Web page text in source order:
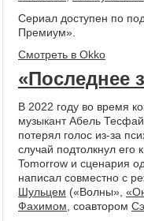
Сериал доступен по
Премиум».
Смотреть в Okko
«Последнее
В 2022 году во время
музыкант Абель
потерял голос из-за
случай подтолкнул
Tomorrow и сценария
написал совместно с
Шульцем («Волны»,
Фахимом , соавтором